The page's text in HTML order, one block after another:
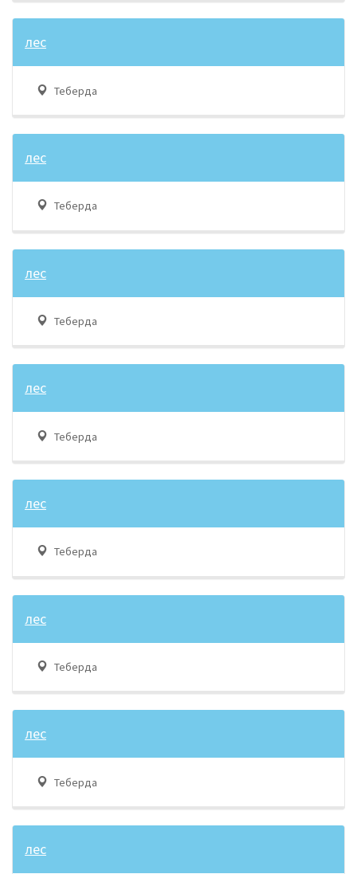
лес
Теберда
лес
Теберда
лес
Теберда
лес
Теберда
лес
Теберда
лес
Теберда
лес
Теберда
лес